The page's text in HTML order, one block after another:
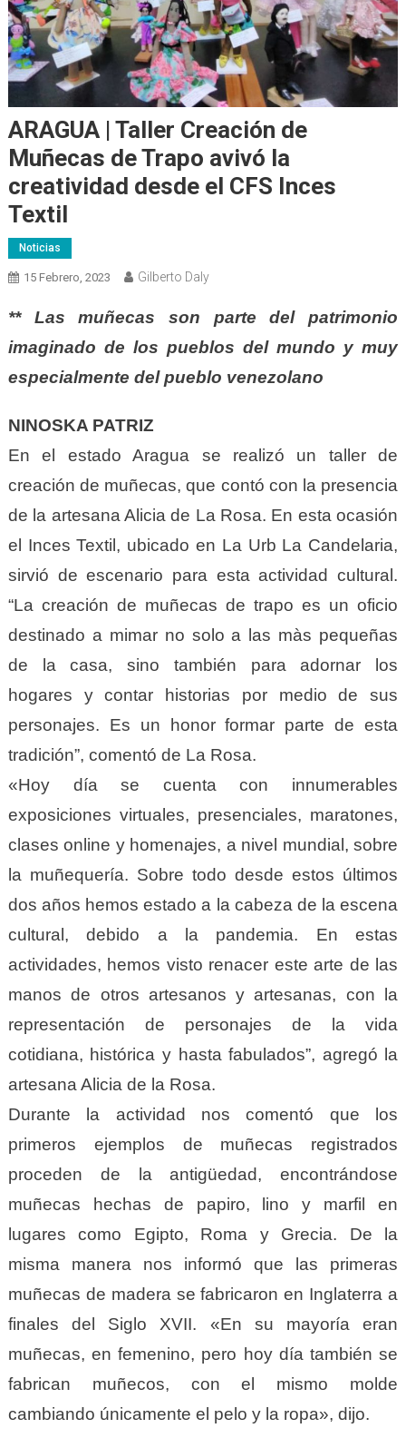
ARAGUA | Taller Creación de
Muñecas de Trapo avivó la
creatividad desde el CFS Inces
Textil
Noticias
15 Febrero, 2023 Gilberto Daly
** Las muñecas son parte del patrimonio
imaginado de los pueblos del mundo y muy
especialmente del pueblo venezolano
NINOSKA PATRIZ
En el estado Aragua se realizó un taller de
creación de muñecas, que contó con la presencia
de la artesana Alicia de La Rosa. En esta ocasión
el Inces Textil, ubicado en La Urb La Candelaria,
sirvió de escenario para esta actividad cultural.
“La creación de muñecas de trapo es un oficio
destinado a mimar no solo a las màs pequeñas
de la casa, sino también para adornar los
hogares y contar historias por medio de sus
personajes. Es un honor formar parte de esta
tradición”, comentó de La Rosa.
«Hoy día se cuenta con innumerables
exposiciones virtuales, presenciales, maratones,
clases online y homenajes, a nivel mundial, sobre
la muñequería. Sobre todo desde estos últimos
dos años hemos estado a la cabeza de la escena
cultural, debido a la pandemia. En estas
actividades, hemos visto renacer este arte de las
manos de otros artesanos y artesanas, con la
representación de personajes de la vida
cotidiana, histórica y hasta fabulados”, agregó la
artesana Alicia de la Rosa.
Durante la actividad nos comentó que los
primeros ejemplos de muñecas registrados
proceden de la antigüedad, encontrándose
muñecas hechas de papiro, lino y marfil en
lugares como Egipto, Roma y Grecia. De la
misma manera nos informó que las primeras
muñecas de madera se fabricaron en Inglaterra a
finales del Siglo XVII. «En su mayoría eran
muñecas, en femenino, pero hoy día también se
fabrican muñecos, con el mismo molde
cambiando únicamente el pelo y la ropa», dijo.